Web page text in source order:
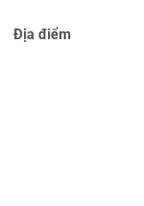
Địa điểm